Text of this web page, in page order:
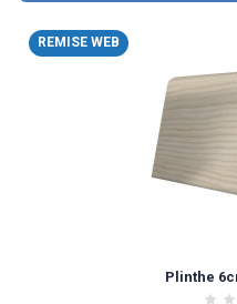
REMISE WEB
Plinthe